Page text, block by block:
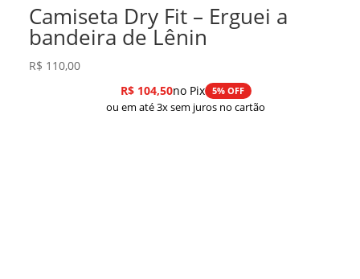
Camiseta Dry Fit – Erguei a
bandeira de Lênin
R$ 110,00
R$104,50no Pix 5% OFF
ou em até 3x sem juros no cartão